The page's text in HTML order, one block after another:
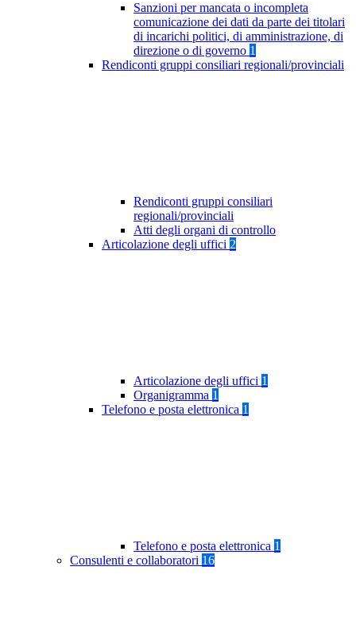
Sanzioni per mancata o incompleta
comunicazione dei dati da parte dei titolari
di incarichi politici, di amministrazione, di
direzione o di governo 1
Rendiconti gruppi consiliari regionali/provinciali
Rendiconti gruppi consiliari
regionali/provinciali
Atti degli organi di controllo
Articolazione degli uffici 2
Articolazione degli uffici 1
Organigramma 1
Telefono e posta elettronica 1
Telefono e posta elettronica 1
Consulenti e collaboratori 16